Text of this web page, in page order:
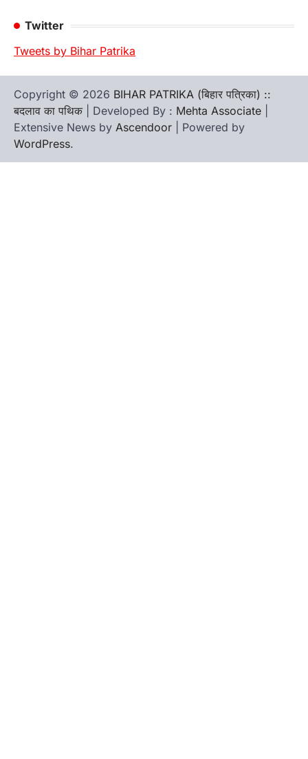
Twitter
Tweets by Bihar Patrika
Copyright © 2026 BIHAR PATRIKA (बिहार पत्रिका) ::
बदलाव का पथिक | Developed By : Mehta Associate
Extensive News by Ascendoor | Powered by
WordPress.